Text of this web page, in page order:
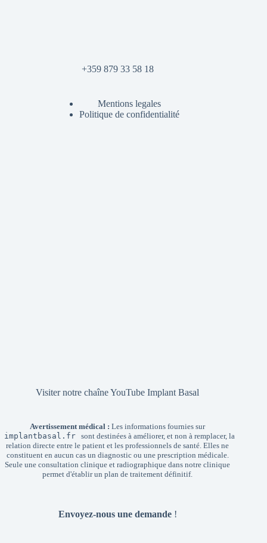
+359 879 33 58 18
Mentions legales
Politique de confidentialité
Visiter notre chaîne YouTube Implant Basal
Avertissement médical : Les informations fournies sur
implantbasal.fr
sont destinées à améliorer, et non à remplacer, la
relation directe entre le patient et les professionnels de santé. Elles ne
constituent en aucun cas un diagnostic ou une prescription médicale.
Seule une consultation clinique et radiographique dans notre clinique
permet d'établir un plan de traitement définitif.
Envoyez-nous une demande!